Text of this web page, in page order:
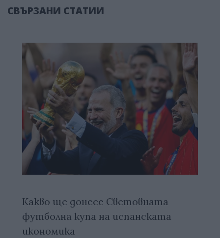
СВЪРЗАНИ СТАТИИ
Какво ще донесе Световната
футболна купа на испанската
икономика